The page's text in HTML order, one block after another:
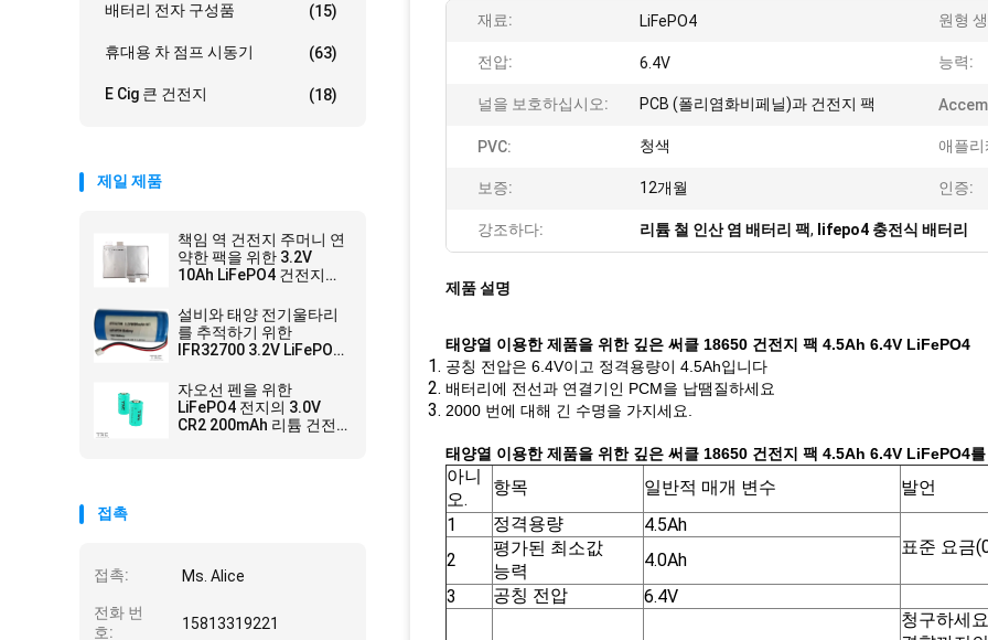
배터리 전자 구성품 (15)
휴대용 차 점프 시동기 (63)
E Cig 큰 건전지 (18)
제일 제품
책임 역 건전지 주머니 연
약한 팩을 위한 3.2V
10Ah LiFePO4 건전지
설비와 태양 전기울타리
를 추적하기 위한
IFR32700 3.2V LiFePO4
자오선 펜을 위한
LiFePO4 전지의 3.0V
CR2 200mAh 리튬 건전
접촉
접촉: Ms. Alice
전화 번
호:
15813319221
재료: LiFePO4 원형
전압: 6.4V 능력:
널을 보호하십시오: PCB (폴리염화비페닐)과 건전지 팩
PVC: 청색 애플
보증: 12개월 인증:
강조하다: 리튬 철 인산 염 배터리 팩, lifepo4 충전식 배터리
제품 설명
태양열 이용한 제품을 위한 깊은 써클 18650 건전지 팩 4.5Ah 6.4V LiFePO4
공칭 전압은 6.4V이고 정격용량이 4.5Ah입니다
배터리에 전선과 연결기인 PCM을 납땜질하세요
2000 번에 대해 긴 수명을 가지세요.
태양열 이용한 제품을 위한 깊은 써클 18650 건전지 팩 4.5Ah 6.4V LiFePO4
아니
오.
항목 일반적 매개 변수
발언
1
정격용량
4.5Ah
표준 요금
2
평가된 최소값
능력
4.0Ah
3
공칭 전압 6.4V
청구하세